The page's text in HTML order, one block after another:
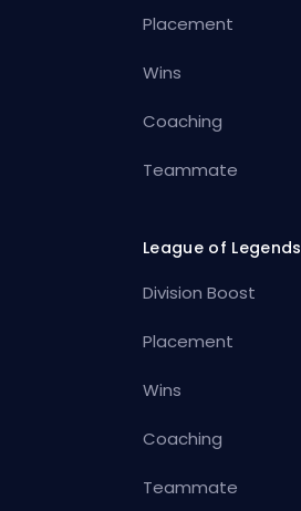
Placement
Wins
Coaching
Teammate
League of Legends
Division Boost
Placement
Wins
Coaching
Teammate